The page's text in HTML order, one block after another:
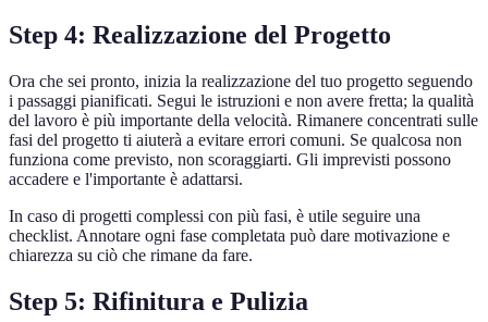
Step 4: Realizzazione del Progetto
Ora che sei pronto, inizia la realizzazione del tuo progetto seguendo
i passaggi pianificati. Segui le istruzioni e non avere fretta; la qualità
del lavoro è più importante della velocità. Rimanere concentrati sulle
fasi del progetto ti aiuterà a evitare errori comuni. Se qualcosa non
funziona come previsto, non scoraggiarti. Gli imprevisti possono
accadere e l'importante è adattarsi.
In caso di progetti complessi con più fasi, è utile seguire una
checklist. Annotare ogni fase completata può dare motivazione e
chiarezza su ciò che rimane da fare.
Step 5: Rifinitura e Pulizia